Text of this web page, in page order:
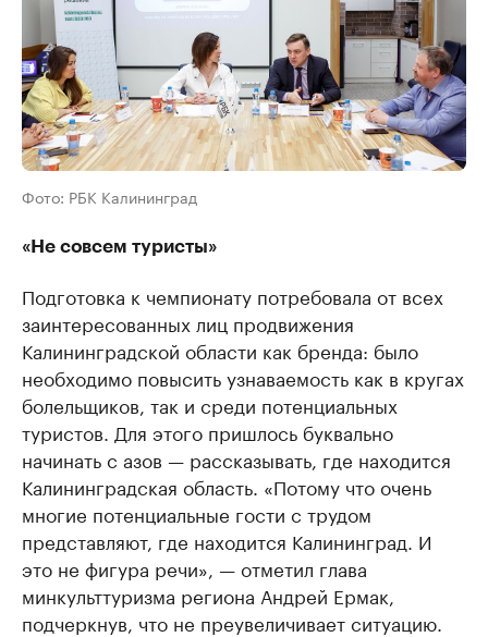
Фото: РБК Калининград
«Не совсем туристы»
Подготовка к чемпионату потребовала от всех
заинтересованных лиц продвижения
Калининградской области как бренда: было
необходимо повысить узнаваемость как в кругах
болельщиков, так и среди потенциальных
туристов. Для этого пришлось буквально
начинать с азов — рассказывать, где находится
Калининградская область. «Потому что очень
многие потенциальные гости с трудом
представляют, где находится Калининград. И
это не фигура речи», — отметил глава
минкульттуризма региона Андрей Ермак,
подчеркнув, что не преувеличивает ситуацию.